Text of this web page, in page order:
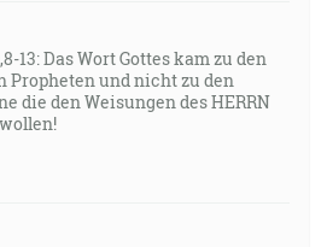
13: Das Wort Gottes kam zu den
Propheten und nicht zu den
die den Weisungen des HERRN